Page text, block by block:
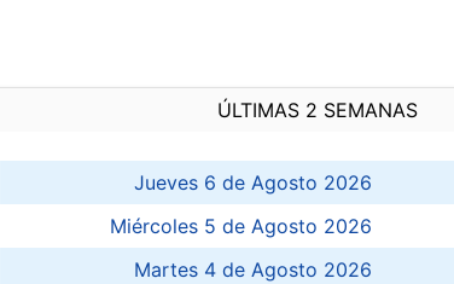
ÚLTIMAS 2 SEMANAS
Jueves 6 de Agosto 2026
Miércoles 5 de Agosto 2026
Martes 4 de Agosto 2026